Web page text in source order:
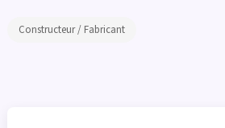
Constructeur / Fabricant